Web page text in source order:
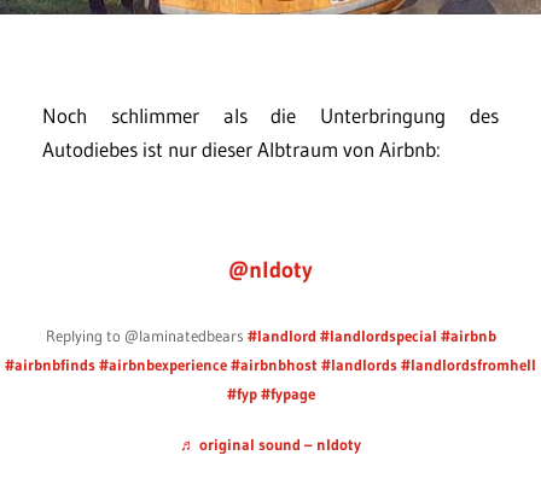
Noch schlimmer als die Unterbringung des
Autodiebes ist nur dieser Albtraum von Airbnb:
@nldoty
Replying to @laminatedbears #landlord #landlordspecial #airbnb
#airbnbfinds#airbnbexperience#airbnbhost #landlords#landlordsfromhell
#fyp #fypage
♬ original sound – nldoty